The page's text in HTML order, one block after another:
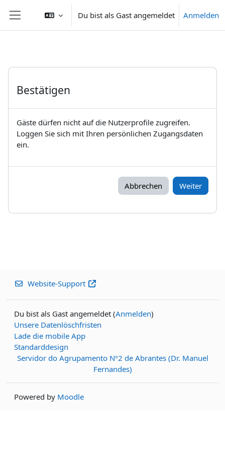
Website-Übersicht
Du bist als Gast angemeldet Anmelden
Bestätigen
Gäste dürfen nicht auf die Nutzerprofile zugreifen.
Loggen Sie sich mit Ihren persönlichen Zugangsdaten
ein.
Abbrechen Weiter
Website-Support
Du bist als Gast angemeldet (Anmelden)
Unsere Datenlöschfristen
Lade die mobile App
Standarddesign
Servidor do Agrupamento Nº2 de Abrantes (Dr. Manuel
Fernandes)
Powered by Moodle